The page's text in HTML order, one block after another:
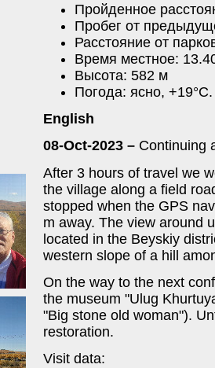
Пройденное
Пробег от
Расстояние от
Время местное:
Высота: 582 м
Погода: ясно, +19°C.
English
08-Oct-2023 – Continuing
After 3 hours of travel we
the village along a field
stopped when the GPS
m away. The view around
located in the Beyskiy
western slope of a hill
On the way to the next
the museum "Ulug
"Big stone old woman").
restoration.
Visit data: